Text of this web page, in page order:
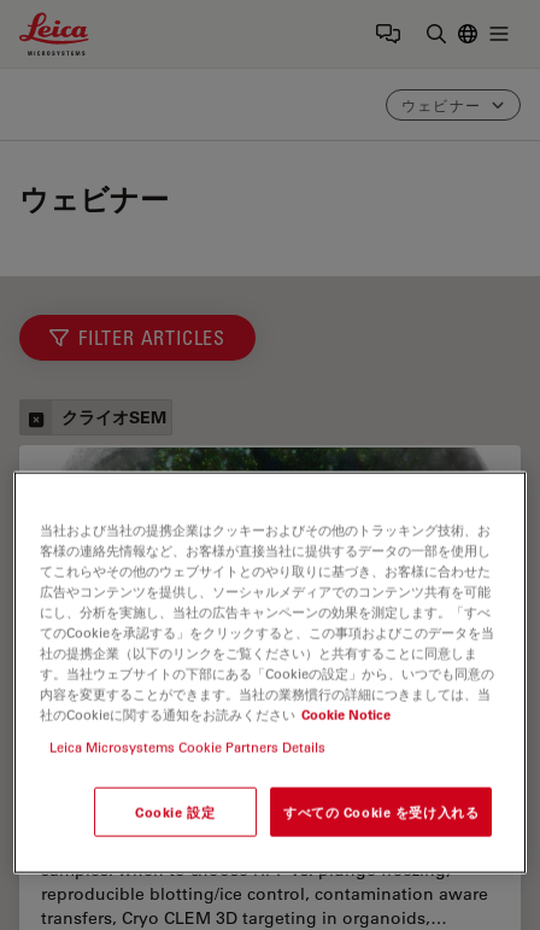
Leica Microsystems Logo
ウェビナー
ウェビナー
FILTER ARTICLES
クライオSEM
High-Pressure Freezing for Organoids: Cryo
CLEM & FIB Lift Out
samples: when to choose HPF vs. plunge freezing,
reproducible blotting/ice control, contamination aware
transfers, Cryo CLEM 3D targeting in organoids,…
当社および当社の提携企業はクッキーおよびその他のトラッキング技術、お
客様の連絡先情報など、お客様が直接当社に提供するデータの一部を使用し
てこれらやその他のウェブサイトとのやり取りに基づき、お客様に合わせた
広告やコンテンツを提供し、ソーシャルメディアでのコンテンツ共有を可能
にし、分析を実施し、当社の広告キャンペーンの効果を測定します。「すべ
てのCookieを承認する」をクリックすると、この事項およびこのデータを当
社の提携企業（以下のリンクをご覧ください）と共有することに同意しま
す。当社ウェブサイトの下部にある「Cookieの設定」から、いつでも同意の
内容を変更することができます。当社の業務慣行の詳細につきましては、当
社のCookieに関する通知をお読みください Cookie Notice
Leica Microsystems Cookie Partners Details
Cookie 設定 すべての Cookie を受け入れる